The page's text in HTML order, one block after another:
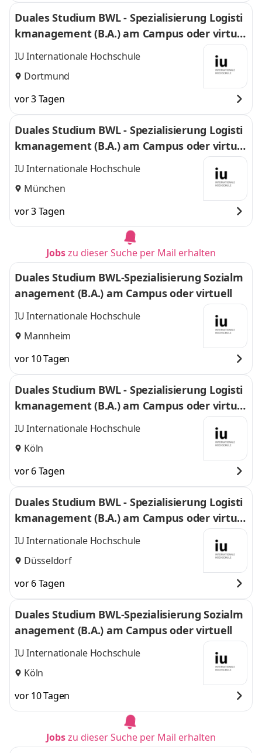
Duales Studium BWL - Spezialisierung Logisti
kmanagement (B.A.) am Campus oder virtuel
l
IU Internationale Hochschule
Dortmund
vor 3 Tagen
Duales Studium BWL - Spezialisierung Logisti
kmanagement (B.A.) am Campus oder virtuel
l
IU Internationale Hochschule
München
vor 3 Tagen
Jobszu dieser Suche per Mail erhalten
Duales Studium BWL-Spezialisierung Sozialm
anagement (B.A.) am Campus oder virtuell
IU Internationale Hochschule
Mannheim
vor 10 Tagen
Duales Studium BWL - Spezialisierung Logisti
kmanagement (B.A.) am Campus oder virtuel
l
IU Internationale Hochschule
Köln
vor 6 Tagen
Duales Studium BWL - Spezialisierung Logisti
kmanagement (B.A.) am Campus oder virtuel
l
IU Internationale Hochschule
Düsseldorf
vor 6 Tagen
Duales Studium BWL-Spezialisierung Sozialm
anagement (B.A.) am Campus oder virtuell
IU Internationale Hochschule
Köln
vor 10 Tagen
Jobszu dieser Suche per Mail erhalten